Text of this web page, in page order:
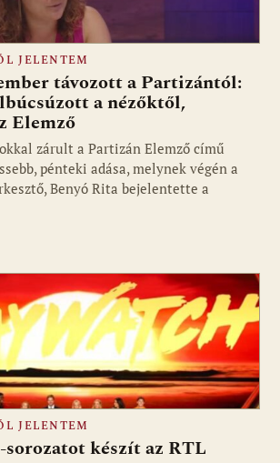
JELENTEM
távozott a Partizántól:
a nézőktől,
Elemző
zárult a Partizán Elemző című
pénteki adása, melynek végén a
Benyó Rita bejelentette a
JELENTEM
készít az RTL